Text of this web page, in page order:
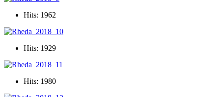
Hits: 1962
Hits: 1929
Hits: 1980